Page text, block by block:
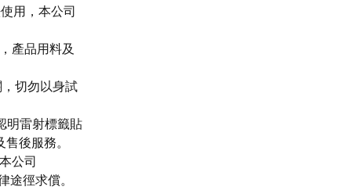
用，本公司
產品用料及
切勿以身試
明雷射標籤貼
後服務。
公司
途徑求償。